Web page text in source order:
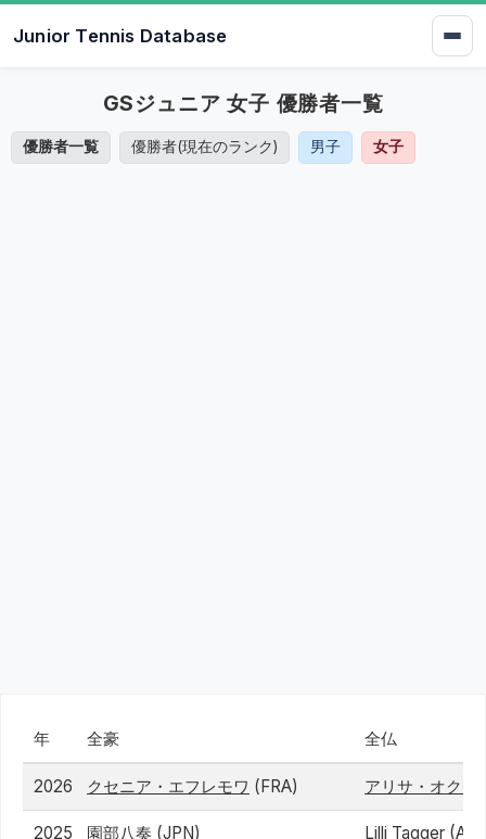
Junior Tennis Database
GSジュニア 女子 優勝者一覧
優勝者一覧 優勝者(現在のランク) 男子 女子
年 全豪 全仏
2026 クセニア・エフレモワ (FRA) アリサ・オクチ
2025 園部八奏 (JPN) Lilli Tagger